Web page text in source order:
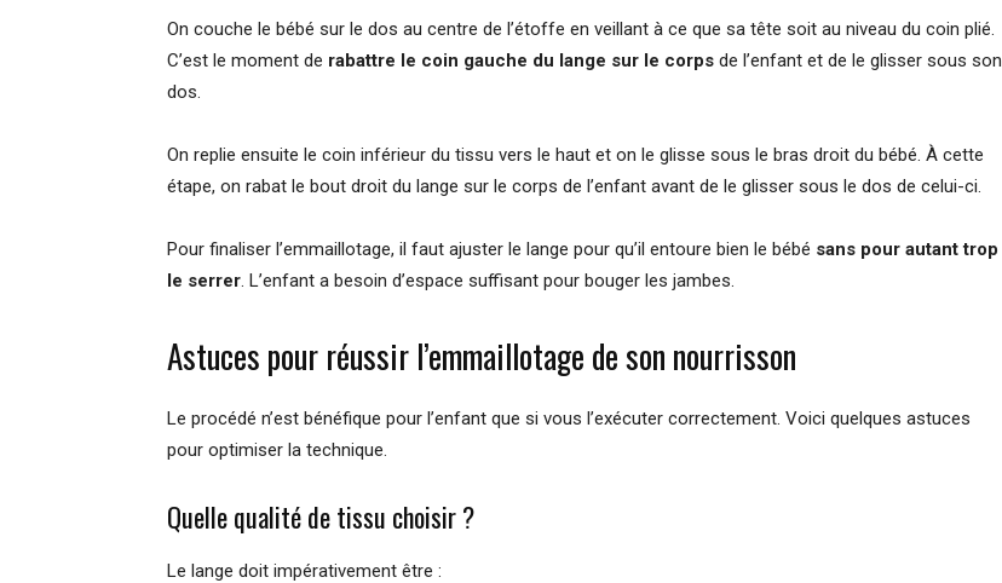
On couche le bébé sur le dos au centre de l’étoffe en veillant à ce que sa tête soit au niveau du coin plié.
C’est le moment de rabattre le coin gauche du lange sur le corps de l’enfant et de le glisser sous son
dos.
On replie ensuite le coin inférieur du tissu vers le haut et on le glisse sous le bras droit du bébé. À cette
étape, on rabat le bout droit du lange sur le corps de l’enfant avant de le glisser sous le dos de celui-ci.
Pour finaliser l’emmaillotage, il faut ajuster le lange pour qu’il entoure bien le bébé sans pour autant trop
le serrer. L’enfant a besoin d’espace suffisant pour bouger les jambes.
Astuces pour réussir l’emmaillotage de son nourrisson
Le procédé n’est bénéfique pour l’enfant que si vous l’exécuter correctement. Voici quelques astuces
pour optimiser la technique.
Quelle qualité de tissu choisir ?
Le lange doit impérativement être :